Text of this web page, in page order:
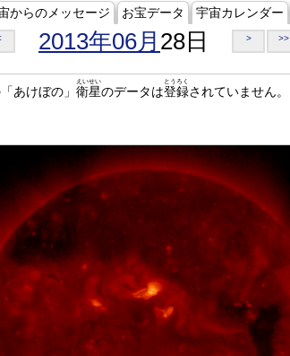
からのメッセージ お宝データ 宇宙カレンダー
2013年06月 28日 > >>
あけぼの」 衛星
えいせい
のデータは登録
とうろく
されていません。